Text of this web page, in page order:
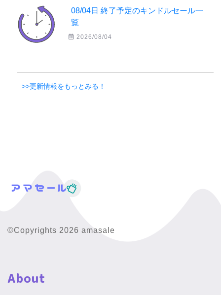
08/04日 終了予定のキンドルセール一
覧
2026/08/04
>>更新情報をもっとみる！
©Copyrights 2026 amasale
About